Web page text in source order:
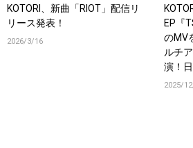
KOTORI、新曲「RIOT」配信リ
リース発表！
2026/3/16
EP『
のMV
ルチ
演！
の瞬
2025/